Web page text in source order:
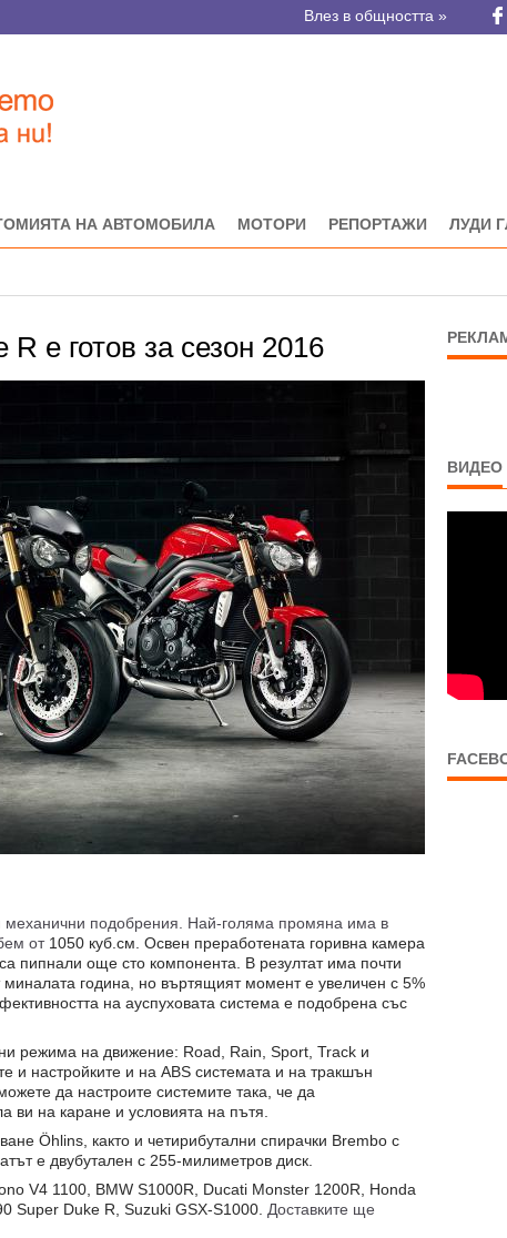
Влез в общността »
НА АВТОМОБИЛА МОТОРИ РЕПОРТАЖИ ЛУДИ
е готов за сезон 2016
механични подобрения. Най-голяма промяна има в
от 1050 куб.см. Освен преработената горивна камера
пипнали още сто компонента. В резултат има почти
година, но въртящият момент е увеличен с 5%
на ауспуховата система е подобрена със
режима на движение: Road, Rain, Sport, Track и
и настройките и на ABS системата и на тракшън
да настроите системите така, че да
ви на каране и условията на пътя.
Öhlins, както и четирибутални спирачки Brembo с
е двубутален с 255-милиметров диск.
V4 1100, BMW S1000R, Ducati Monster 1200R, Honda
Super Duke R, Suzuki GSX-S1000. Доставките ще
ВИДЕО